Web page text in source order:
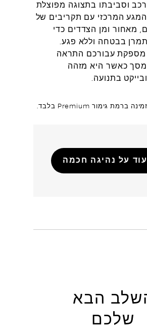
וסביבתו בתצוגה מפוצלת
המרכזי עם תקריבים של
מאחור ומן הצדדים כדי
בבטחה וללא פגע.
עבורכם התראה
כאשר היא מזהה
בתנועה.
עוד על נהיגה חכמה
הבא
שלכם